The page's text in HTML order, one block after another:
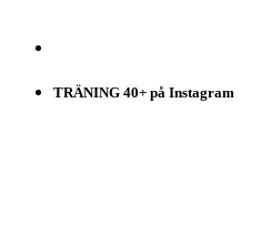
TRÄNING 40+ på Instagram